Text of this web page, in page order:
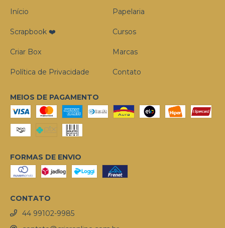
Início
Papelaria
Scrapbook ❤️ Cursos
Criar Box Marcas
Política de Privacidade Contato
MEIOS DE PAGAMENTO
FORMAS DE ENVIO
CONTATO
44 99102-9985